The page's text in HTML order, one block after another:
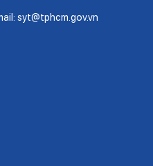
syt@tphcm.gov.vn